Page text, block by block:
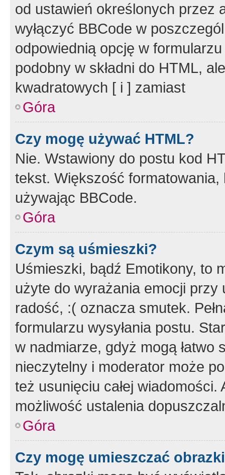
od ustawień określonych przez
wyłączyć BBCode w
odpowiednią opcję w
podobny w składni do HTML,
kwadratowych [ i ] zamiast
Góra
Czy mogę używać HTML?
Nie. Wstawiony do postu kod
tekst. Większość
używając BBCode.
Góra
Czym są uśmieszki?
Uśmieszki, bądź Emotikony, to
użyte do wyrażania emocji
radość, :( oznacza smutek.
formularzu wysyłania postu.
w nadmiarze, gdyż mogą
nieczytelny i moderator może
też usunięciu całej
możliwość ustalenia
Góra
Czy mogę umieszczać